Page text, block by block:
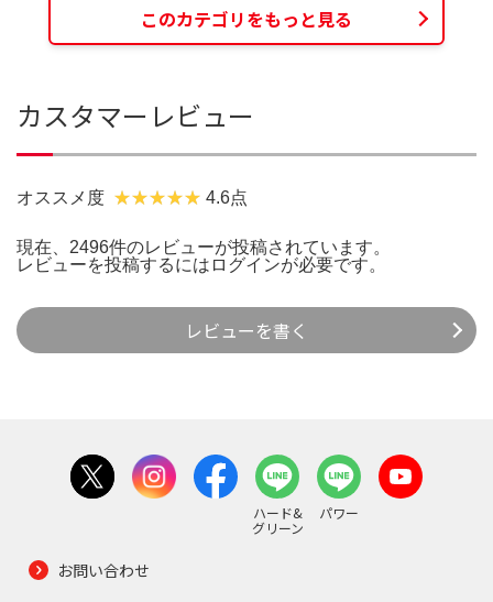
このカテゴリをもっと見る
カスタマーレビュー
オススメ度 4.6点
現在、2496件のレビューが投稿されています。
レビューを投稿するには ログインが必要です。
レビューを書く
ハード&
グリーン
パワー
お問い合わせ